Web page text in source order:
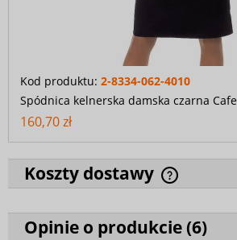
Kod produktu: 2-8334-062-4010
Spódnica kelnerska damska czarna Cafe
160,70 zł
Koszty dostawy
Opinie o produkcie (6)